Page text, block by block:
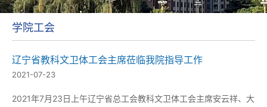
学院工会
辽宁省教科文卫体工会主席莅临我院指导工作
2021-07-23
2021年7月23日上午辽宁省总工会教科文卫体工会主席安云祥、大